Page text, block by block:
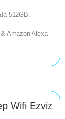
512GB.
Amazon Alexa
Wifi Ezviz